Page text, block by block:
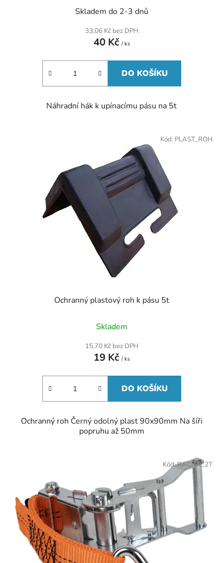
Skladem do 2-3 dnů
33,06 Kč bez DPH
40 Kč / ks
DO KOŠÍKU
Náhradní hák k upínacímu pásu na 5t
Ochranný plastový roh k pásu 5t
Skladem
15,70 Kč bez DPH
19 Kč / ks
DO KOŠÍKU
Ochranný roh Černý odolný plast 90x90mm Na šíři
popruhu až 50mm
Kód: PLAST_ROH
Kód:RACNA_2T